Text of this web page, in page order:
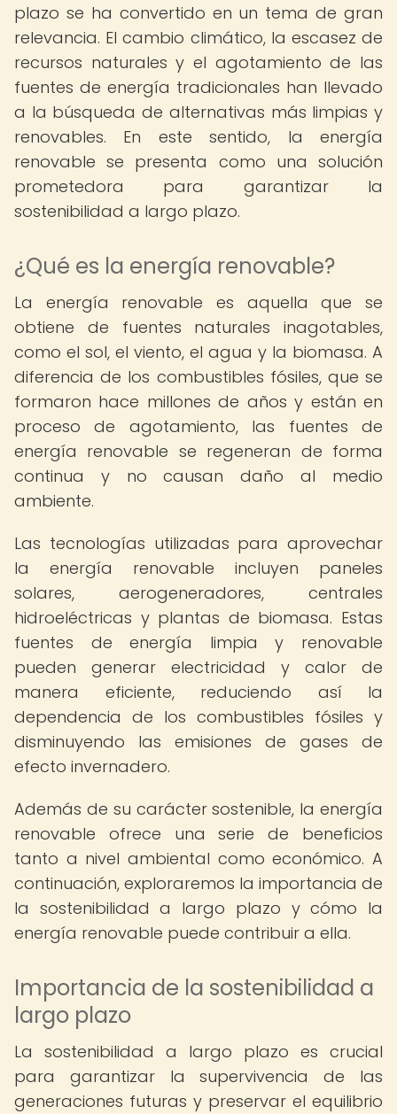
plazo se ha convertido en un tema de gran
relevancia. El cambio climático, la escasez de
recursos naturales y el agotamiento de las
fuentes de energía tradicionales han llevado
a la búsqueda de alternativas más limpias y
renovables. En este sentido, la energía
renovable se presenta como una solución
prometedora para garantizar la
sostenibilidad a largo plazo.
¿Qué es la energía renovable?
La energía renovable es aquella que se
obtiene de fuentes naturales inagotables,
como el sol, el viento, el agua y la biomasa. A
diferencia de los combustibles fósiles, que se
formaron hace millones de años y están en
proceso de agotamiento, las fuentes de
energía renovable se regeneran de forma
continua y no causan daño al medio
ambiente.
Las tecnologías utilizadas para aprovechar
la energía renovable incluyen paneles
solares, aerogeneradores, centrales
hidroeléctricas y plantas de biomasa. Estas
fuentes de energía limpia y renovable
pueden generar electricidad y calor de
manera eficiente, reduciendo así la
dependencia de los combustibles fósiles y
disminuyendo las emisiones de gases de
efecto invernadero.
Además de su carácter sostenible, la energía
renovable ofrece una serie de beneficios
tanto a nivel ambiental como económico. A
continuación, exploraremos la importancia de
la sostenibilidad a largo plazo y cómo la
energía renovable puede contribuir a ella.
Importancia de la sostenibilidad a
largo plazo
La sostenibilidad a largo plazo es crucial
para garantizar la supervivencia de las
generaciones futuras y preservar el equilibrio